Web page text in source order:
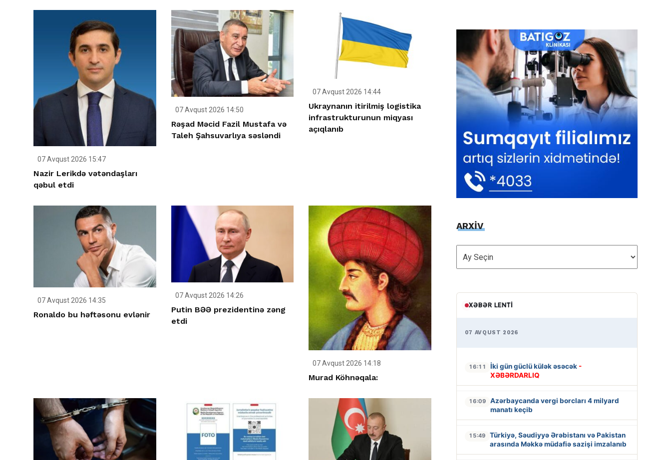
07 Avqust 2026 15:47
Nazir Lerikdə vətəndaşları
qəbul etdi
07 Avqust 2026 14:50
Rəşad Məcid Fazil Mustafa və
Taleh Şahsuvarlıya səsləndi
07 Avqust 2026 14:44
Ukraynanın itirilmiş logistika
infrastrukturunun miqyası
açıqlanıb
07 Avqust 2026 14:35
Ronaldo bu həftəsonu evlənir
07 Avqust 2026 14:26
Putin BƏƏ prezidentinə zəng
etdi
07 Avqust 2026 14:18
Murad Köhnəqala:
ARXİV
ARXİV
XƏBƏR LENTI
07 AVQUST 2026
16:11 İki gün güclü külək əsəcək -
XƏBƏRDARLIQ
16:09
Azərbaycanda vergi borcları 4 milyard
manatı keçib
15:49
Türkiyə, Səudiyyə Ərəbistanı və Pakistan
arasında Məkkə müdafiə sazişi imzalanıb